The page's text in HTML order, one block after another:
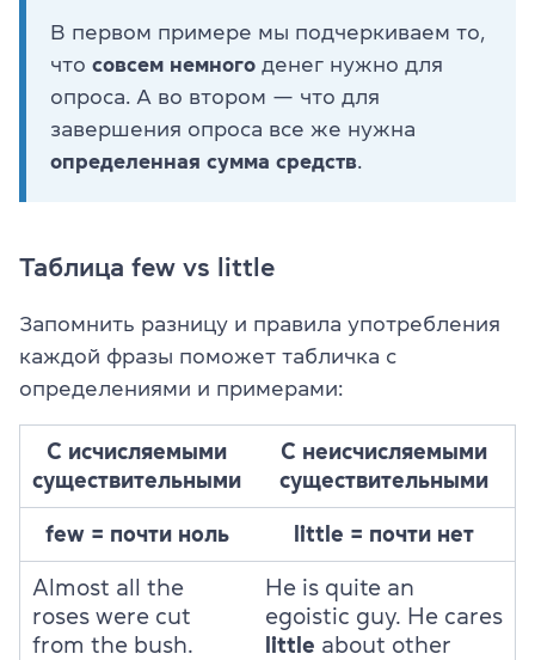
В первом примере мы подчеркиваем то,
что совсем немного денег нужно для
опроса. А во втором — что для
завершения опроса все же нужна
определенная сумма средств.
Таблица few vs little
Запомнить разницу и правила употребления
каждой фразы поможет табличка с
определениями и примерами:
С исчисляемыми
существительными
С неисчисляемыми
существительными
few = почти ноль little = почти нет
Almost all the
roses were cut
from the bush.
He is quite an
egoistic guy. He cares
little about other